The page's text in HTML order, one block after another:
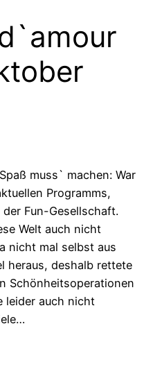
muss` machen: War
Programms,
Fun-Gesellschaft.
Welt auch nicht
nicht mal selbst aus
heraus, deshalb rettete
Schönheitsoperationen
leider auch nicht